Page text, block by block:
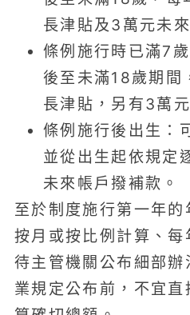
長津貼及3萬元未
條例施行時已滿7
後至未滿18歲期間
長津貼，另有3萬
條例施行後出生：
並從出生起依規定
未來帳戶撥補款。
至於制度施行第一年
按月或按比例計算、
待主管機關公布細部
業規定公布前，不宜